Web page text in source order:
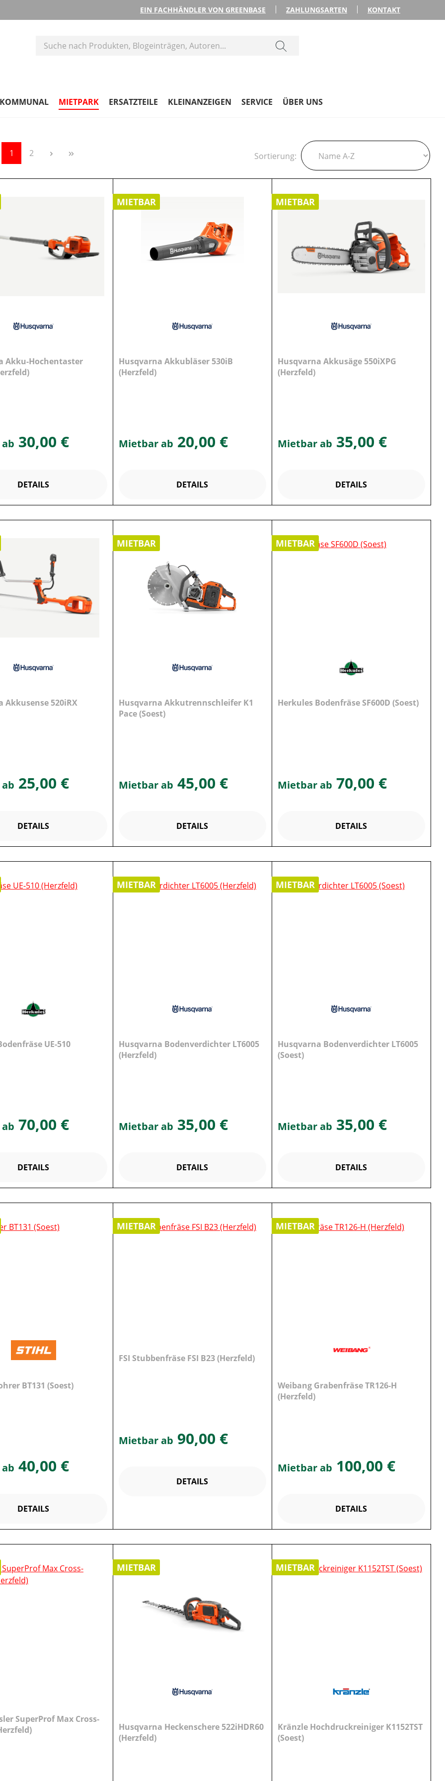
EIN FACHHÄNDLER VON GREENBASE ZAHLUNGSARTEN KONTAKT
KOMMUNAL MIETPARK ERSATZTEILE KLEINANZEIGEN SERVICE ÜBER UNS
Seite
1 Seite
2 Sortierung:
Akku-Hochentaster
30,00 €
DETAILS
MIETBAR
Husqvarna Akkubläser 530iB
(Herzfeld)
Mietbar ab 20,00 €
DETAILS
MIETBAR
Husqvarna Akkusäge 550iXPG
(Herzfeld)
Mietbar ab 35,00 €
DETAILS
Akkusense 520iRX
25,00 €
DETAILS
MIETBAR
Husqvarna Akkutrennschleifer K1
Pace (Soest)
Mietbar ab 45,00 €
DETAILS
MIETBAR
Herkules Bodenfräse SF600D (Soest)
Mietbar ab 70,00 €
DETAILS
UE-510
70,00 €
DETAILS
MIETBAR
Husqvarna Bodenverdichter LT6005
(Herzfeld)
Mietbar ab 35,00 €
DETAILS
MIETBAR
Husqvarna Bodenverdichter LT6005
(Soest)
Mietbar ab 35,00 €
DETAILS
BT131 (Soest)
40,00 €
DETAILS
MIETBAR
FSI Stubbenfräse FSI B23 (Herzfeld)
Mietbar ab 90,00 €
DETAILS
MIETBAR
Weibang Grabenfräse TR126-H
(Herzfeld)
Mietbar ab 100,00 €
DETAILS
SuperProf Max Cross-
MIETBAR
Husqvarna Heckenschere 522iHDR60
(Herzfeld)
MIETBAR
Kränzle Hochdruckreiniger K1152TST
(Soest)